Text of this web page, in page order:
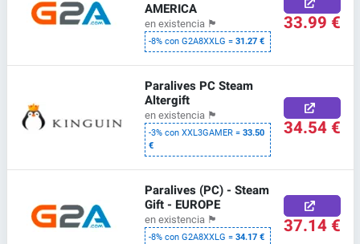
AMERICA
en existencia 🏴
-8% con G2A8XXLG =31.27 €
33.99 €
Paralives PC Steam
Altergift
en existencia 🏴
-3% con XXL3GAMER =33.50
€
34.54 €
Paralives (PC) - Steam
Gift - EUROPE
en existencia 🏴
-8% con G2A8XXLG =34.17 € 37.14 €